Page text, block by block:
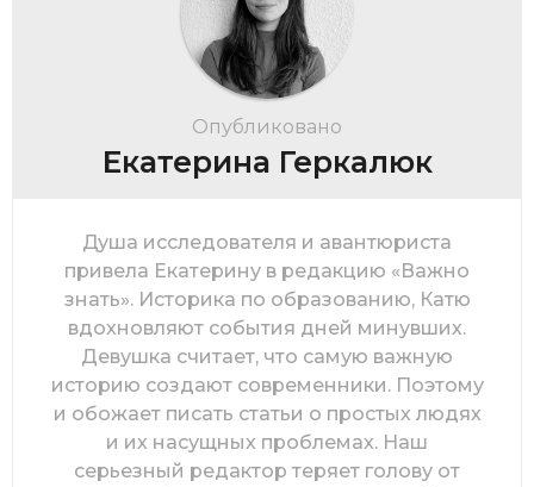
Опубликовано
Екатерина Геркалюк
Душа исследователя и авантюриста
привела Екатерину в редакцию «Важно
знать». Историка по образованию, Катю
вдохновляют события дней минувших.
Девушка считает, что самую важную
историю создают современники. Поэтому
и обожает писать статьи о простых людях
и их насущных проблемах. Наш
серьезный редактор теряет голову от